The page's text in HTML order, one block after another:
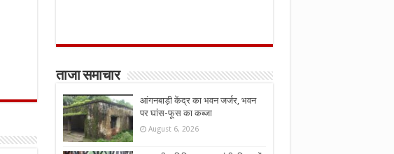
ताजा समाचार
आंगनबाड़ी केंद्र का भवन जर्जर, भवन
पर घांस-फूस का कब्जा
August 6, 2026